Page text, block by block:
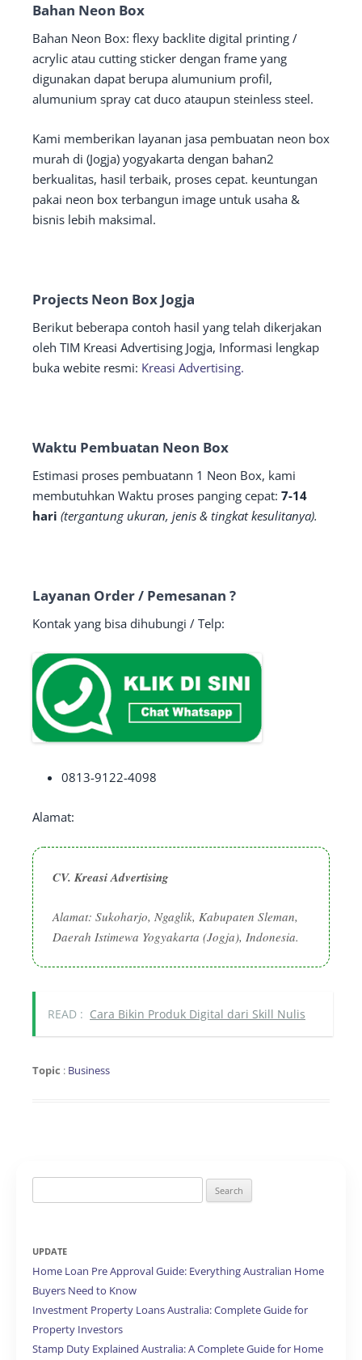
Bahan Neon Box
Bahan Neon Box: flexy backlite digital printing /
acrylic atau cutting sticker dengan frame yang
digunakan dapat berupa alumunium profil,
alumunium spray cat duco ataupun steinless steel.
Kami memberikan layanan jasa pembuatan neon box
murah di (Jogja) yogyakarta dengan bahan2
berkualitas, hasil terbaik, proses cepat. keuntungan
pakai neon box terbangun image untuk usaha &
bisnis lebih maksimal.
Projects Neon Box Jogja
Berikut beberapa contoh hasil yang telah dikerjakan
oleh TIM Kreasi Advertising Jogja, Informasi lengkap
buka webite resmi: Kreasi Advertising.
Waktu Pembuatan Neon Box
Estimasi proses pembuatann 1 Neon Box, kami
membutuhkan Waktu proses panging cepat: 7-14
hari (tergantung ukuran, jenis & tingkat kesulitanya).
Layanan Order / Pemesanan ?
Kontak yang bisa dihubungi / Telp:
0813-9122-4098
Alamat:
CV. Kreasi Advertising
Alamat: Sukoharjo, Ngaglik, Kabupaten Sleman,
Daerah Istimewa Yogyakarta (Jogja), Indonesia.
READ : Cara Bikin Produk Digital dari Skill Nulis
Topic : Business
for:
UPDATE
Home Loan Pre Approval Guide: Everything Australian Home
Buyers Need to Know
Investment Property Loans Australia: Complete Guide for
Property Investors
Stamp Duty Explained Australia: A Complete Guide for Home